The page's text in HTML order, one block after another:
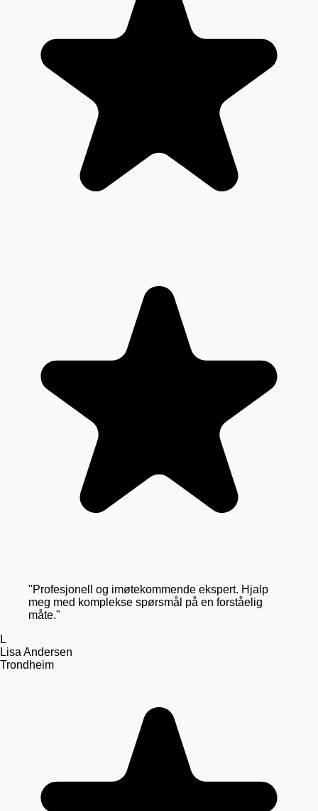
"Profesjonell og imøtekommende ekspert. Hjalp
meg med komplekse spørsmål på en forståelig
måte."
L
Lisa Andersen
Trondheim